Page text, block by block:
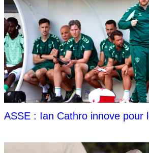
ASSE : Ian Cathro innove pour